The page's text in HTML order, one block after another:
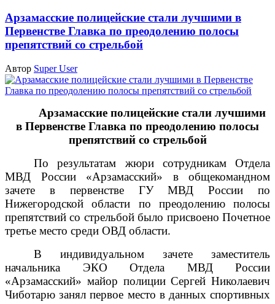
Арзамасские полицейские стали лучшими в
Первенстве Главка по преодолению полосы
препятствий со стрельбой
Автор Super User
Арзамасские полицейские стали лучшими
в Первенстве Главка по преодолению полосы
препятствий со стрельбой
По результатам жюри сотрудникам Отдела
МВД России «Арзамасский» в общекомандном
зачете в первенстве ГУ МВД России по
Нижегородской области по преодолению полосы
препятствий со стрельбой было присвоено Почетное
третье место среди ОВД области.
В индивидуальном зачете заместитель
начальника ЭКО Отдела МВД России
«Арзамасский» майор полиции Сергей Николаевич
Чиботарю занял первое место в данных спортивных